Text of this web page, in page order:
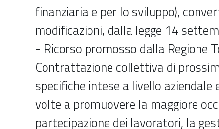
finanziaria e per lo sviluppo),
modificazioni, dalla legge 14
- Ricorso promosso dalla Regione
Contrattazione collettiva di
specifiche intese a livello
volte a promuovere la maggiore
partecipazione dei lavoratori, la